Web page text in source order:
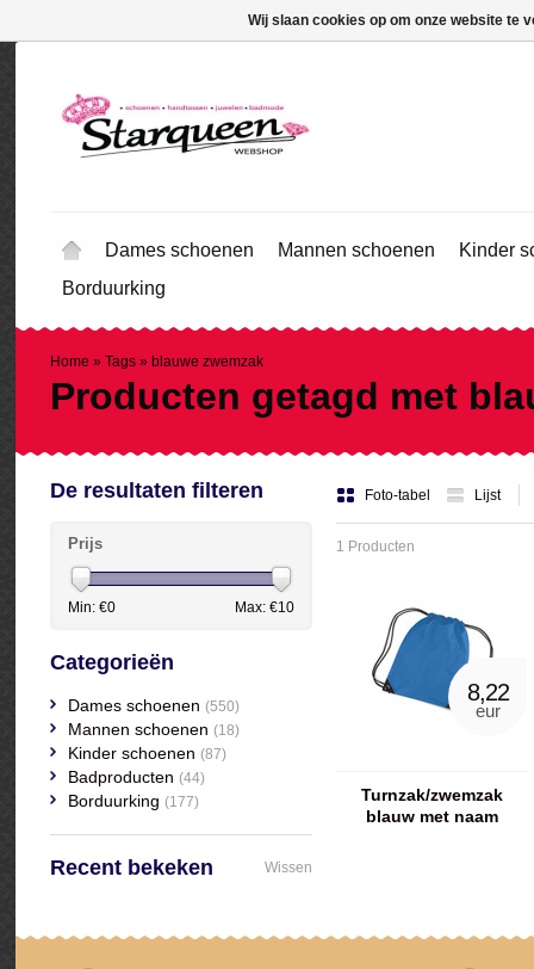
Dames schoenen Mannen schoenen
Kinder
Borduurking
Home » Tags » blauwe zwemzak
Producten getagd met
Foto-tabel Lijst
1 Producten
8,22
eur
Turnzak/zwemzak
blauw met naam
De resultaten filteren
Prijs
Min: €0 Max: €10
Categorieën
Dames schoenen (550)
Mannen schoenen (18)
Kinder schoenen (87)
Badproducten (44)
Borduurking (177)
Recent bekeken Wissen
Wij slaan cookies op om onze website te